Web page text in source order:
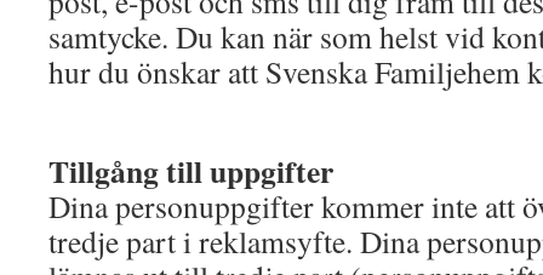
samtycke. Du kan när som helst vid
hur du önskar att Svenska Familjehem
Tillgång till uppgifter
Dina personuppgifter kommer inte att
tredje part i reklamsyfte. Dina